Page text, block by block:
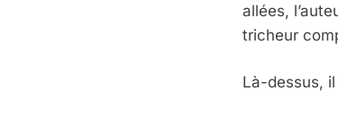
allées,
tricheur
Là-dessus, il